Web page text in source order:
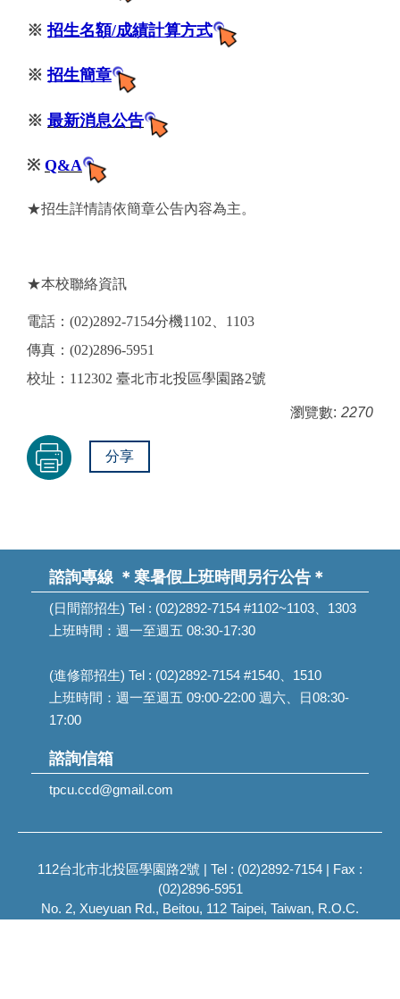
※招生名額/成績計算方式
※ 招生簡章
※ 最新消息公告
※ Q&A
★招生詳情請依簡章公告內容為主。
★本校聯絡資訊
電話：(02)2892-7154分機1102、1103
傳真：(02)2896-5951
校址：112302 臺北市北投區學園路2號
瀏覽數: 2270
分享
諮詢專線 ＊寒暑假上班時間另行公告＊
(日間部招生) Tel : (02)2892-7154 #1102~1103、1303
上班時間：週一至週五 08:30-17:30
(進修部招生) Tel : (02)2892-7154 #1540、1510
上班時間：週一至週五 09:00-22:00 週六、日08:30-
17:00
諮詢信箱
tpcu.ccd@gmail.com
112台北市北投區學園路2號 | Tel : (02)2892-7154 | Fax :
(02)2896-5951
No. 2, Xueyuan Rd., Beitou, 112 Taipei, Taiwan, R.O.C.